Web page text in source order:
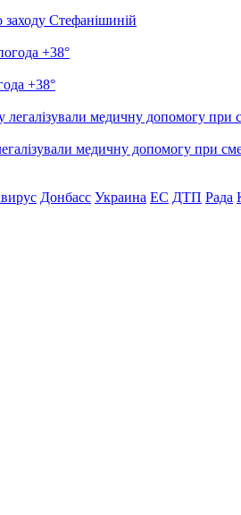
заходу Стефанішиній
+38°
медичну допомогу при
Донбасс Украина ЕС ДТП Рада